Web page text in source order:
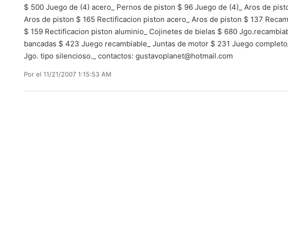
$ 500 Juego de (4) acero_ Pernos de piston $ 96 Juego de (4)_ Aros de
Aros de piston $ 165 Rectificacion piston acero_ Aros de piston $ 137
$ 159 Rectificacion piston aluminio_ Cojinetes de bielas $ 680
bancadas $ 423 Juego recambiable_ Juntas de motor $ 231 Juego
Jgo. tipo silencioso._ contactos: gustavoplanet@hotmail.com
Por el 11/21/2007 1:15:53 AM